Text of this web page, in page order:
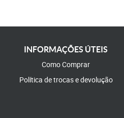
INFORMAÇÕES ÚTEIS
Como Comprar
Política de trocas e devolução